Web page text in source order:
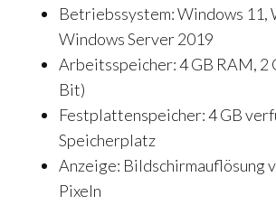
Betriebssystem: Windows 11,
Windows Server 2019
Arbeitsspeicher: 4 GB RAM, 2
Bit)
Festplattenspeicher: 4 GB
Speicherplatz
Anzeige: Bildschirmauflösung
Pixeln